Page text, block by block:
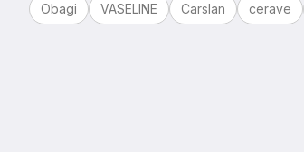
Obagi
VASELINE Carslan cerave